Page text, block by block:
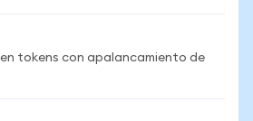
tokens con apalancamiento de